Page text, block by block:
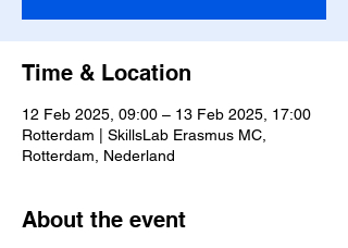
Time & Location
12 Feb 2025, 09:00 – 13 Feb 2025, 17:00
Rotterdam | SkillsLab Erasmus MC,
Rotterdam, Nederland
About the event